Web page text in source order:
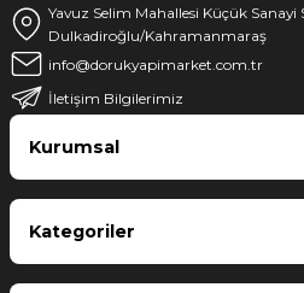
Yavuz Selim Mahallesi Küçük Sanayi
Dulkadiroğlu/Kahramanmaraş
info@dorukyapimarket.com.tr
İletişim Bilgilerimiz
Kurumsal
Kategoriler